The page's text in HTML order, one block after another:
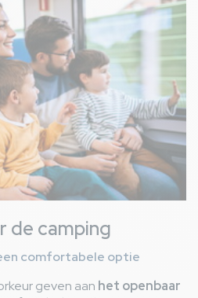
de camping
comfortabele optie
geven aan het openbaar